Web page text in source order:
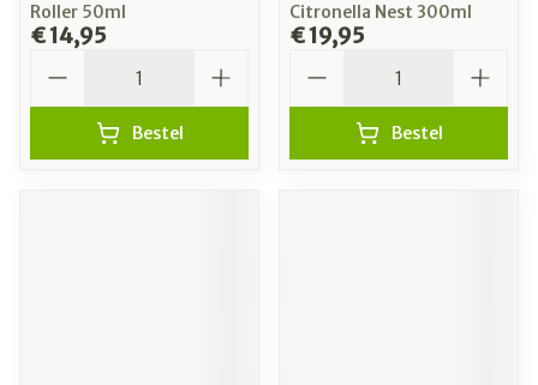
Roller 50ml
€ 14,95
Bestel
Citronella Nest 300ml
€ 19,95
Bestel